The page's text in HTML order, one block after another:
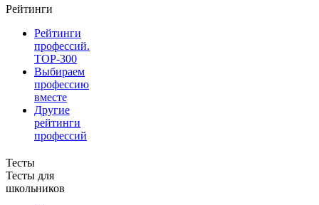
Рейтинги
Рейтинги
профессий.
TOP-300
Выбираем
профессию
вместе
Другие
рейтинги
профессий
Тесты
Тесты для
школьников